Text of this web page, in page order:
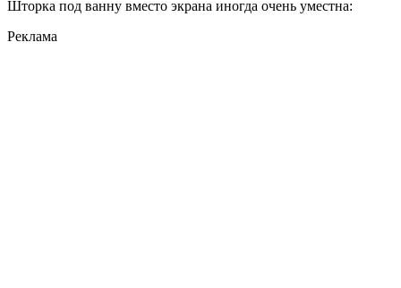
Шторка под ванну вместо экрана иногда очень уместна:
Реклама